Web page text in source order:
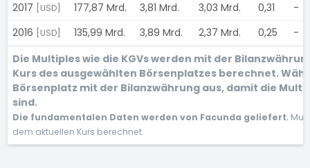
2017
[USD] 177,87 Mrd. 3,81 Mrd. 3,03 Mrd. 0,31
-
2016
[USD] 135,99 Mrd. 3,89 Mrd. 2,37 Mrd. 0,25
-
Die Multiples wie die KGVs werden mit der
Kurs des ausgewählten Börsenplatzes berechnet.
Börsenplatz mit der Bilanzwährung aus, damit die
sind.
Die fundamentalen Daten werden von Facunda geliefert;
dem aktuellen Kurs berechnet.